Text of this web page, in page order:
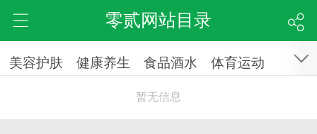
零贰网站目录
美容护肤 健康养生 食品酒水 体育运动
暂无信息